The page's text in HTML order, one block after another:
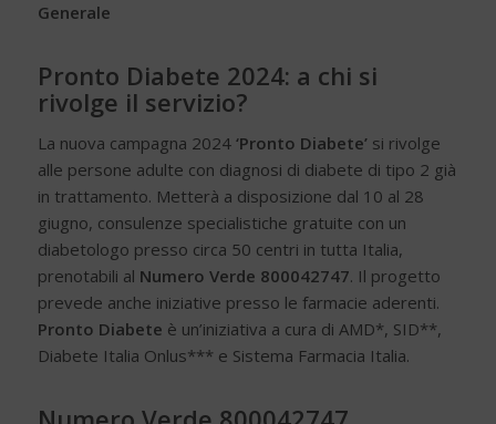
Generale
Pronto Diabete 2024: a chi si
rivolge il servizio?
La nuova campagna 2024 ‘Pronto Diabete’ si rivolge
alle persone adulte con diagnosi di diabete di tipo 2 già
in trattamento. Metterà a disposizione dal 10 al 28
giugno, consulenze specialistiche gratuite con un
diabetologo presso circa 50 centri in tutta Italia,
prenotabili al Numero Verde 800042747. Il progetto
prevede anche iniziative presso le farmacie aderenti.
Pronto Diabete è un’iniziativa a cura di AMD*, SID**,
Diabete Italia Onlus*** e Sistema Farmacia Italia.